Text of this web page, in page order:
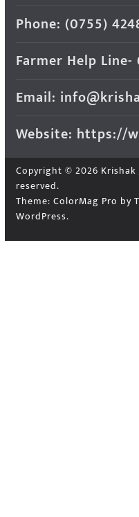
Phone: (0755)
Farmer Help Line-
Email:
Website: https://
Copyright © 2026
reserved.
Theme: ColorMag Pro by
WordPress.